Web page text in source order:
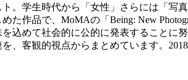
。学生時代から「女性」さらには「写
た作品で、MoMAの「Being: New
込めて社会的に公的に発表すること
、客観的視点からまとめています。2018